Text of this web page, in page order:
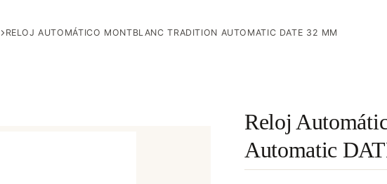
con
RELOJ AUTOMÁTICO MONTBLANC TRADITION AUTOMATIC DATE 32 MM
Reloj
Automatic